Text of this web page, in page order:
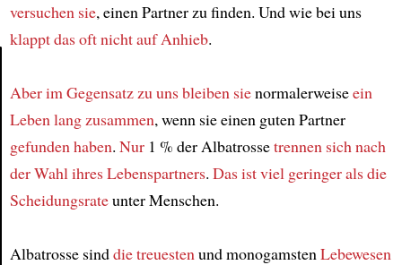
Article
versuchen sie, einen Partner zu finden. Und wie bei uns
klappt das oft nichtauf Anhieb.
Aber im Gegensatz zu unsbleiben sienormalerweiseein
Leben langzusammen, wenn sie einen guten Partner
gefunden haben. Nur1 % der Albatrossetrennen sichnach
der Wahlihres Lebenspartners. Das ist viel geringer alsdie
Scheidungsrateunter Menschen.
Albatrosse sinddie treuestenund monogamstenLebewesen